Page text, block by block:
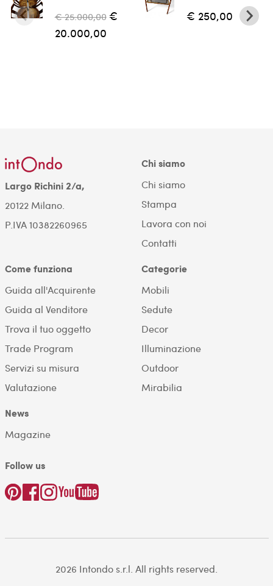
€ 25.000,00 €
20.000,00
€ 250,00
Largo Richini 2/a,
20122 Milano.
P.IVA 10382260965
Chi siamo
Chi siamo
Stampa
Lavora con noi
Contatti
Come funziona
Guida all'Acquirente
Guida al Venditore
Trova il tuo oggetto
Trade Program
Servizi su misura
Valutazione
Categorie
Mobili
Sedute
Decor
Illuminazione
Outdoor
Mirabilia
News
Magazine
Follow us
2026 Intondo s.r.l. All rights reserved.